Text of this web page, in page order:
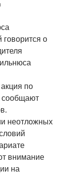
говорится о
по
сообщают
неотложных
внимание
на